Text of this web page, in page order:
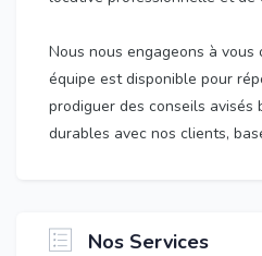
Nous nous engageons à
équipe est disponible pour
prodiguer des conseils avisés
durables avec nos clients,
Nos Services